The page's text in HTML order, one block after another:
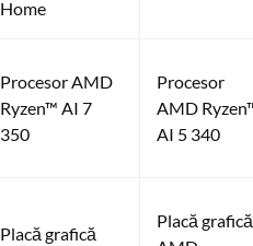
Home
Procesor AMD
Ryzen™ AI 7
350
Procesor
AMD
AI 5 340
Placă grafică
Placă grafică